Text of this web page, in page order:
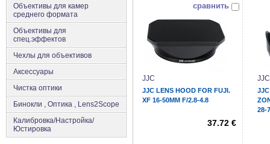
Объективы для камер
среднего формата
Объективы для
спец.эффектов
Чехлы для объективов
Аксеcсуары
Чистка оптики
Бинокли , Оптика , Lens2Scope
Калибровка/Настройка/
Юстировка
сравнить
JJC
JJC LENS HOOD FOR FUJI.
XF 16-50MM F/2.8-4.8
37.72 €
JJC
28-